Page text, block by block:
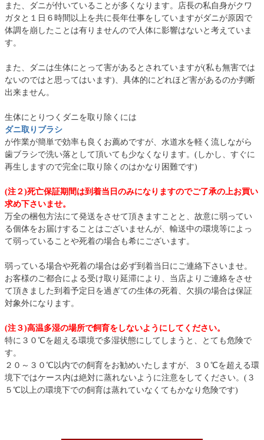
また、ダニが付いていることが多くなります。店長の私自身がクワ
ガタと１日６時間以上を共に長年仕事をしていますがダニが原因で
体調を崩したことは有りませんので人体に影響はないと考えていま
す。
また、ダニは生体にとって害があるとされていますが(私も無害では
ないのではと思ってはいます)、具体的にどれほど害があるのか判断
出来ません。
生体にとりつくダニを取り除くには
ダニ取りブラシ
が作業が簡単で効率も良くお薦めですが、水道水を軽く流しながら
歯ブラシで洗い落として頂いても少なくなります。(しかし、すぐに
再生しますので完全に取り除くのはかなり困難です)
(注２)死亡保証期間は到着当日のみになりますのでご了承の上お買い
求め下さいませ。
万全の梱包方法にて発送をさせて頂きますことと、故意に弱ってい
る個体をお届けすることはございませんが、輸送中の環境等によっ
て弱っていることや死着の場合も希にございます。
弱っている場合や死着の場合は必ず到着当日にご連絡下さいませ。
お客様のご都合による受け取り延滞により、当店よりご連絡をさせ
て頂きました到着予定日を過ぎての生体の死着、欠損の場合は保証
対象外になります。
(注３)高温多湿の場所で飼育をしないようにしてください。
特に３０℃を超える環境で多湿状態にしてしまうと、とても危険で
す。
２０～３０℃以内での飼育をお勧めいたしますが、３０℃を超える環
境下ではケース内は絶対に蒸れないように注意をしてください。(３
５℃以上の環境下での飼育は蒸れていなくてもかなり危険です)